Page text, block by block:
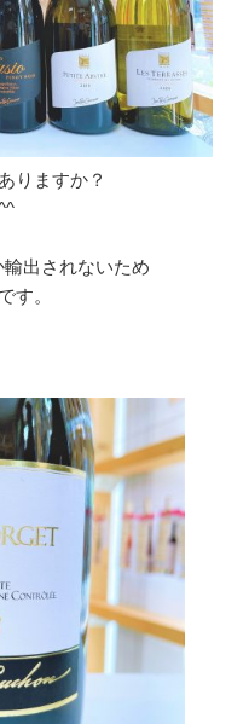
りますか？
出されないため
す。